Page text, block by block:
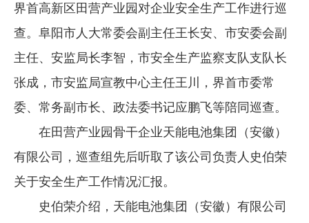
党建工作
企业文化
《资源再生》杂志
界首高新区田营产业园对企业安全生产工作进行巡
查。阜阳市人大常委会副主任王长安、市安委会副
主任、安监局长李智，市安全生产监察支队支队长
张成，市安监局宣教中心主任王川，界首市委常
委、常务副市长、政法委书记应鹏飞等陪同巡查。
在田营产业园骨干企业天能电池集团（安徽）
有限公司，巡查组先后听取了该公司负责人史伯荣
关于安全生产工作情况汇报。
史伯荣介绍，天能电池集团（安徽）有限公司